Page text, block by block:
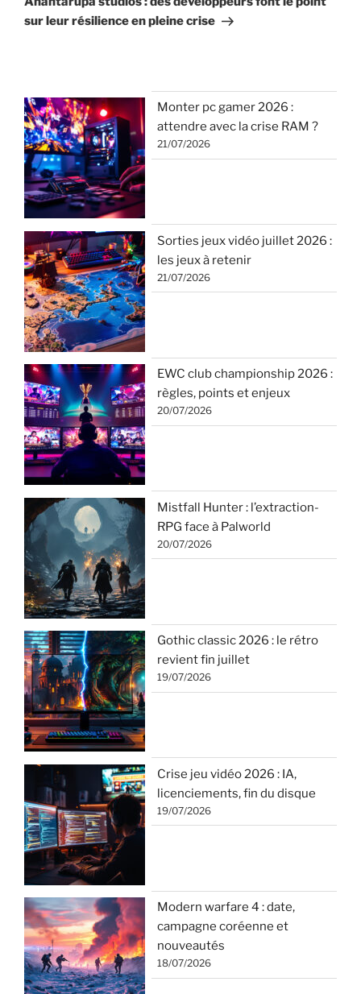
sur leur résilience en pleine crise
Monter pc gamer 2026 :
attendre avec la crise RAM ?
21/07/2026
Sorties jeux vidéo juillet 2026 :
les jeux à retenir
21/07/2026
EWC club championship 2026 :
règles, points et enjeux
20/07/2026
Mistfall Hunter : l’extraction-
RPG face à Palworld
20/07/2026
Gothic classic 2026 : le rétro
revient fin juillet
19/07/2026
Crise jeu vidéo 2026 : IA,
licenciements, fin du disque
19/07/2026
Modern warfare 4 : date,
campagne coréenne et
nouveautés
18/07/2026